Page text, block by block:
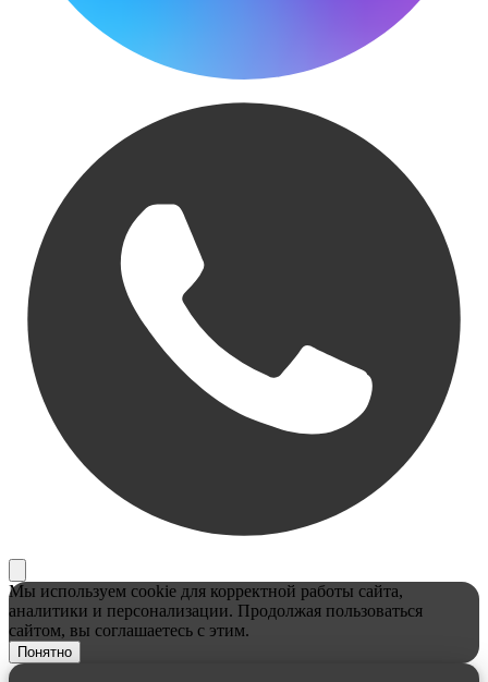
Мы используем cookie для корректной работы сайта,
аналитики и персонализации. Продолжая пользоваться
сайтом, вы соглашаетесь с этим.
Понятно